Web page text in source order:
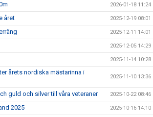
2026-01-18 11:24
året 2025-12-19 08:01
2025-12-11 14:01
2025-12-05 14:29
2025-11-14 10:28
årets nordiska mästarinna i
2025-11-10 13:36
guld och silver till våra veteraner 2025-10-22 08:46
2025 2025-10-16 14:10